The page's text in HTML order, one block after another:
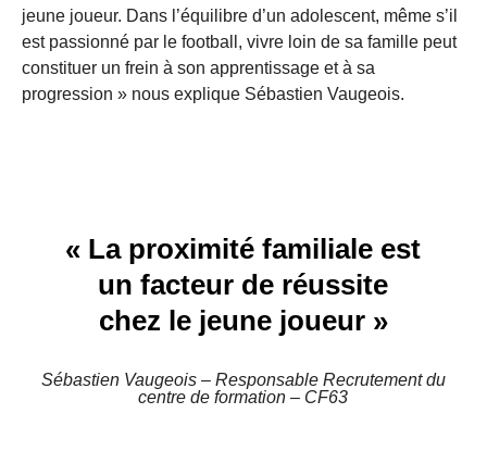
jeune joueur. Dans l’équilibre d’un adolescent, même s’il
est passionné par le football, vivre loin de sa famille peut
constituer un frein à son apprentissage et à sa
progression » nous explique Sébastien Vaugeois.
« La proximité familiale est
un facteur de réussite
chez le jeune joueur »
Sébastien Vaugeois – Responsable Recrutement du
centre de formation – CF63